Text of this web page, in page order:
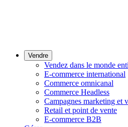
Vendre
Vendez dans le monde
E-commerce international
Commerce omnicanal
Commerce Headless
Campagnes marketing et
Retail et point de vente
E-commerce B2B